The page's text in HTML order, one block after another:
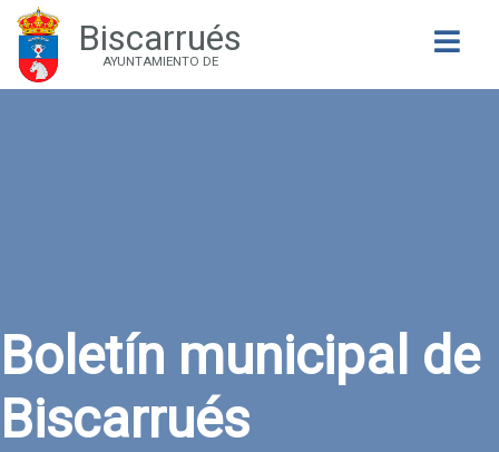
Biscarrués
AYUNTAMIENTO DE
Boletín municipal de
Biscarrués